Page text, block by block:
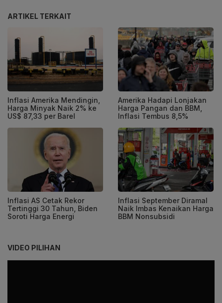
ARTIKEL TERKAIT
Inflasi Amerika Mendingin,
Harga Minyak Naik 2% ke
US$ 87,33 per Barel
Amerika Hadapi Lonjakan
Harga Pangan dan BBM,
Inflasi Tembus 8,5%
Inflasi AS Cetak Rekor
Tertinggi 30 Tahun, Biden
Soroti Harga Energi
Inflasi September Diramal
Naik Imbas Kenaikan Harga
BBM Nonsubsidi
VIDEO PILIHAN